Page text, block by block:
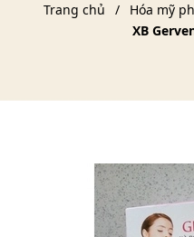
Trang chủ
Hóa mỹ
XB